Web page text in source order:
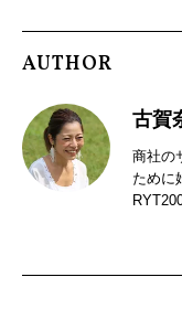
AUTHOR
古賀
商社の
ために
身。